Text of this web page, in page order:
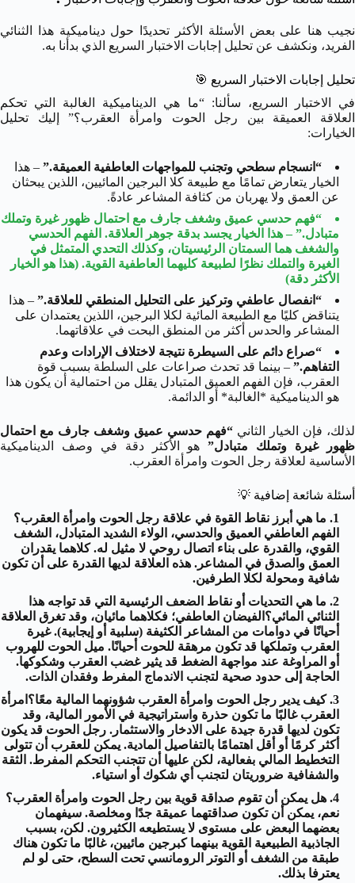
نجيب هنا على بعض الأسئلة الأكثر تحديدًا حول ديناميكية هذا الثنائي
الفريد، ونكشف عن تحليل إجابات الاختبار السريع الذي بدأنا به.
تحليل إجابات الاختبار السريع 🎯
في الاختبار السريع، سألنا: “ما هي الديناميكية الغالبة التي تحكم
العلاقة العميقة بين رجل الحوت وامرأة العقرب؟” إليك تحليل
الخيارات:
“انسجام سطحي وتجنب للمواجهات العاطفية العميقة.” – هذا
الخيار يتعارض تمامًا مع طبيعة كلا البرجين المائيين، اللذين يبحثان
عن العمق ولا يهربان من كثافة المشاعر عادةً.
“فهم حدسي عميق وشغف جارف مع احتمال ظهور غيرة وتملك
متبادل.”– هذا الخيار يجسد بدقة جوهر العلاقة. الفهم الحدسي
والشغف هما السمتان الرئيسيتان، وكذلك التحدي المتمثل في
الغيرة والتملك نظرًا لطبيعة كليهما العاطفية القوية. (هذا هو الخيار
الأكثر دقة)
“انفصال عاطفي وتركيز على التحليل المنطقي للعلاقة.” – هذا
يتناقض كليًا مع الطبيعة المائية لكلا البرجين، اللذين يعتمدان على
المشاعر والحدس أكثر من المنطق البحت في علاقاتهما.
“صراع دائم على السيطرة نتيجة لاختلاف الإرادات وعدم
التفاهم.” – بينما قد تحدث صراعات على السلطة بسبب قوة
العقرب، فإن الفهم العميق المتبادل يقلل من احتمالية أن يكون هذا
هو الديناميكية *الغالبة* أو الدائمة.
لذلك، فإن الخيار الثاني “فهم حدسي عميق وشغف جارف مع احتمال
ظهور غيرة وتملك متبادل”هو الأكثر دقة في وصف الديناميكية
الأساسية لعلاقة رجل الحوت وامرأة العقرب.
أسئلة شائعة إضافية 💡
ما هي أبرز نقاط القوة في علاقة رجل الحوت وامرأة العقرب؟
الفهم العاطفي العميق والحدسي، الولاء الشديد المتبادل، الشغف
القوي، والقدرة على بناء اتصال روحي لا مثيل له. كلاهما يقدران
العمق والصدق في المشاعر. هذه العلاقة لديها القدرة على أن تكون
شافية ومحولة لكلا الطرفين.
ما هي التحديات أو نقاط الضعف الرئيسية التي قد تواجه هذا
الثنائي المائي؟الفيضان العاطفي؛ فكلاهما مائيان، وقد تغرق العلاقة
أحيانًا في دوامات من المشاعر الكثيفة (سلبية أو إيجابية). غيرة
العقرب وتملكها قد تكون مرهقة للحوت أحيانًا. ميل الحوت للهروب
أو المراوغة عند مواجهة الضغط قد يثير غضب العقرب وشكوكها.
الحاجة إلى حدود صحية لتجنب الاندماج المفرط وفقدان الذات.
كيف يدير رجل الحوت وامرأة العقرب شؤونهما المالية معًا؟امرأة
العقرب غالبًا ما تكون حذرة واستراتيجية في الأمور المالية، وقد
تكون لديها قدرة جيدة على الادخار والاستثمار. رجل الحوت قد يكون
أكثر كرمًا أو أقل اهتمامًا بالتفاصيل المادية. يمكن للعقرب أن تتولى
التخطيط المالي بفعالية، لكن عليها أن تتجنب التحكم المفرط. الثقة
والشفافية ضروريتان لتجنب أي شكوك أو استياء.
هل يمكن أن تقوم صداقة قوية بين رجل الحوت وامرأة العقرب؟
نعم، يمكن أن تكون صداقتهما عميقة جدًا ومخلصة. سيفهمان
بعضهما البعض على مستوى لا يستطيعه الكثيرون. لكن، بسبب
الجاذبية الطبيعية القوية بينهما كبرجين مائيين، غالبًا ما تكون هناك
طبقة من الشغف أو التوتر الرومانسي تحت السطح، حتى لو لم
يعترفا بذلك.